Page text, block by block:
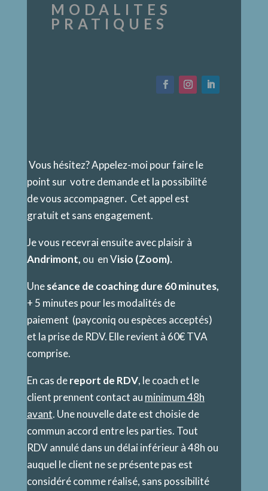
MODALITES
PRATIQUES
Vous hésitez? Appelez-moi pour faire le
point sur votre demande et la possibilité
de vous accompagner. Cet appel est
gratuit et sans engagement.
Je vous recevrai ensuite avec plaisir à
Andrimont, ou en Visio (Zoom).
Uneséance de coaching dure 60 minutes,
+ 5 minutes pour les modalités de
paiement (payconiq ou espèces acceptés)
et la prise de RDV. Elle revient à 60€ TVA
comprise.
En cas dereport de RDV, le coach et le
client prennent contact au minimum 48h
avant. Une nouvelle date est choisie de
commun accord entre les parties. Tout
RDV annulé dans un délai inférieur à 48h ou
auquel le client ne se présente pas est
considéré comme réalisé, sans possibilité